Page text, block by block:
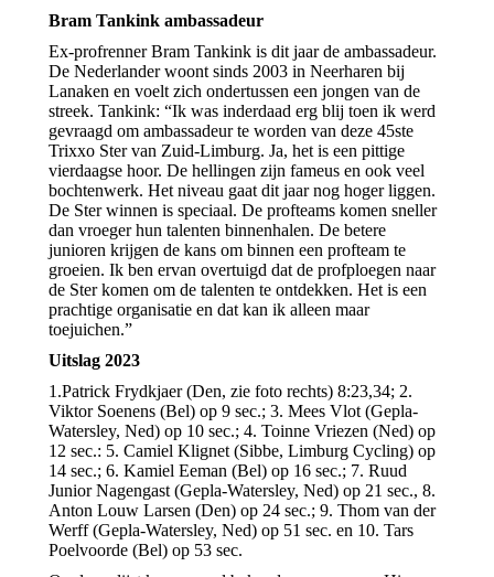
Bram Tankink ambassadeur
Ex-profrenner Bram Tankink is dit jaar de ambassadeur.
De Nederlander woont sinds 2003 in Neerharen bij
Lanaken en voelt zich ondertussen een jongen van de
streek. Tankink: “Ik was inderdaad erg blij toen ik werd
gevraagd om ambassadeur te worden van deze 45ste
Trixxo Ster van Zuid-Limburg. Ja, het is een pittige
vierdaagse hoor. De hellingen zijn fameus en ook veel
bochtenwerk. Het niveau gaat dit jaar nog hoger liggen.
De Ster winnen is speciaal. De profteams komen sneller
dan vroeger hun talenten binnenhalen. De betere
junioren krijgen de kans om binnen een profteam te
groeien. Ik ben ervan overtuigd dat de profploegen naar
de Ster komen om de talenten te ontdekken. Het is een
prachtige organisatie en dat kan ik alleen maar
toejuichen.”
Uitslag 2023
1.Patrick Frydkjaer (Den, zie foto rechts) 8:23,34; 2.
Viktor Soenens (Bel) op 9 sec.; 3. Mees Vlot (Gepla-
Watersley, Ned) op 10 sec.; 4. Toinne Vriezen (Ned) op
12 sec.: 5. Camiel Klignet (Sibbe, Limburg Cycling) op
14 sec.; 6. Kamiel Eeman (Bel) op 16 sec.; 7. Ruud
Junior Nagengast (Gepla-Watersley, Ned) op 21 sec., 8.
Anton Louw Larsen (Den) op 24 sec.; 9. Thom van der
Werff (Gepla-Watersley, Ned) op 51 sec. en 10. Tars
Poelvoorde (Bel) op 53 sec.